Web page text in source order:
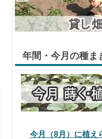
年間・今月の種ま
今月（8月）に植え